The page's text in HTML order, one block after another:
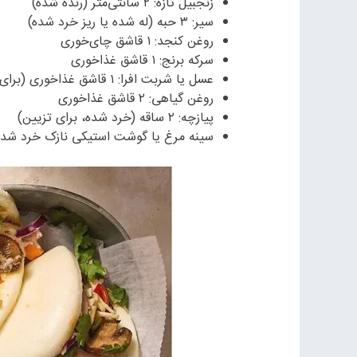
سیر: ۳ حبه (له شده یا ریز خرد شده)
روغن کنجد: ۱ قاشق چای‌خوری
سرکه برنج: ۱ قاشق غذاخوری
عسل یا شربت افرا: ۱ قاشق غذاخوری (برای تعادل طعم)
روغن گیاهی: ۲ قاشق غذاخوری
پیازچه: ۲ ساقه (خرد شده، برای تزیین)
سینه مرغ یا گوشت استیکی نازک خرد شده: ۱۵۰ گرم (اختیاری برای نسخه غیر